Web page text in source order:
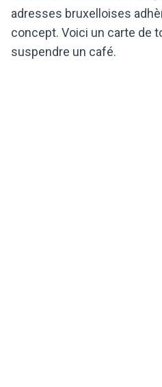
adresses bruxelloises
concept. Voici un carte de
suspendre un café.